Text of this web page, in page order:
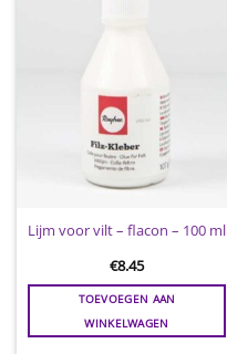
Lijm voor vilt – flacon – 100 ml
€8.45
TOEVOEGEN AAN
WINKELWAGEN